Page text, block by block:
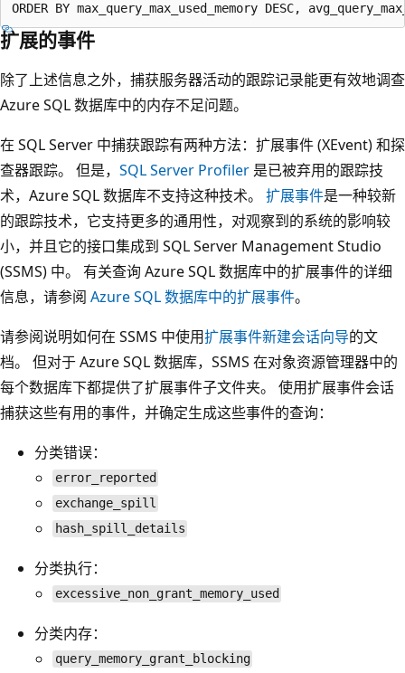
扩展的事件
除了上述信息之外，捕获服务器活动的跟踪记录能更有效地调查
Azure SQL 数据库中的内存不足问题。
在 SQL Server 中捕获跟踪有两种方法：扩展事件 (XEvent) 和探
查器跟踪。 但是， SQL Server Profiler 是已被弃用的跟踪技
术，Azure SQL 数据库不支持这种技术。 扩展事件是一种较新
的跟踪技术，它支持更多的通用性，对观察到的系统的影响较
小，并且它的接口集成到 SQL Server Management Studio
(SSMS) 中。 有关查询 Azure SQL 数据库中的扩展事件的详细
信息，请参阅 Azure SQL 数据库中的扩展事件。
请参阅说明如何在 SSMS 中使用扩展事件新建会话向导的文
档。 但对于 Azure SQL 数据库，SSMS 在对象资源管理器中的
每个数据库下都提供了扩展事件子文件夹。 使用扩展事件会话
捕获这些有用的事件，并确定生成这些事件的查询：
分类错误：
error_reported
exchange_spill
hash_spill_details
分类执行：
excessive_non_grant_memory_used
分类内存：
query_memory_grant_blocking